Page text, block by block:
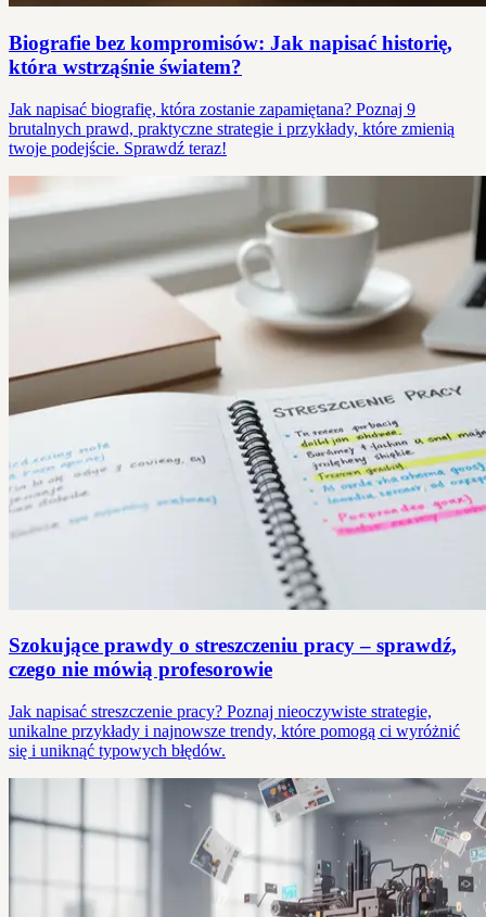
Biografie bez kompromisów: Jak napisać historię,
która wstrząśnie światem?
Jak napisać biografię, która zostanie zapamiętana? Poznaj 9
brutalnych prawd, praktyczne strategie i przykłady, które zmienią
twoje podejście. Sprawdź teraz!
Szokujące prawdy o streszczeniu pracy – sprawdź,
czego nie mówią profesorowie
Jak napisać streszczenie pracy? Poznaj nieoczywiste strategie,
unikalne przykłady i najnowsze trendy, które pomogą ci wyróżnić
się i uniknąć typowych błędów.